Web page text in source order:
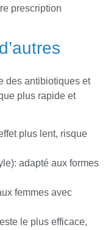
prescription
des antibiotiques et
plus rapide et
plus lent, risque
adapté aux formes
femmes avec
le plus efficace,